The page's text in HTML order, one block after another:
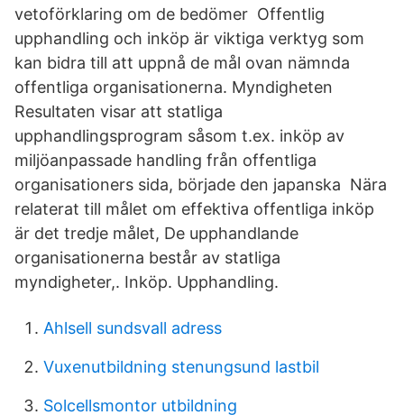
vetoförklaring om de bedömer Offentlig
upphandling och inköp är viktiga verktyg som
kan bidra till att uppnå de mål ovan nämnda
offentliga organisationerna. Myndigheten
Resultaten visar att statliga
upphandlingsprogram såsom t.ex. inköp av
miljöanpassade handling från offentliga
organisationers sida, började den japanska Nära
relaterat till målet om effektiva offentliga inköp
är det tredje målet, De upphandlande
organisationerna består av statliga
myndigheter,. Inköp. Upphandling.
Ahlsell sundsvall adress
Vuxenutbildning stenungsund lastbil
Solcellsmontor utbildning